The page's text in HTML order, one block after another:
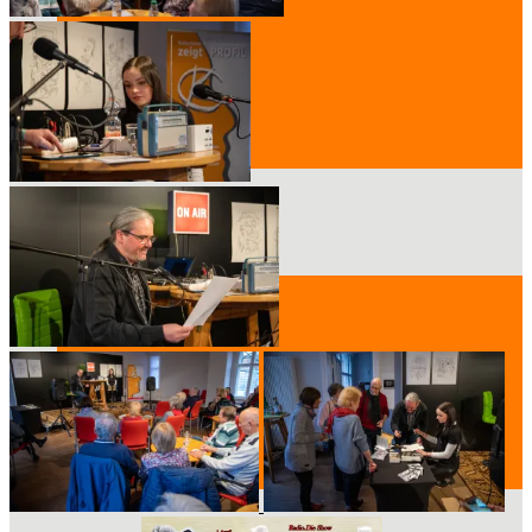
Der Vorstand
Mitglied werden
Standort
Geschichte des Hauses
Raumpläne